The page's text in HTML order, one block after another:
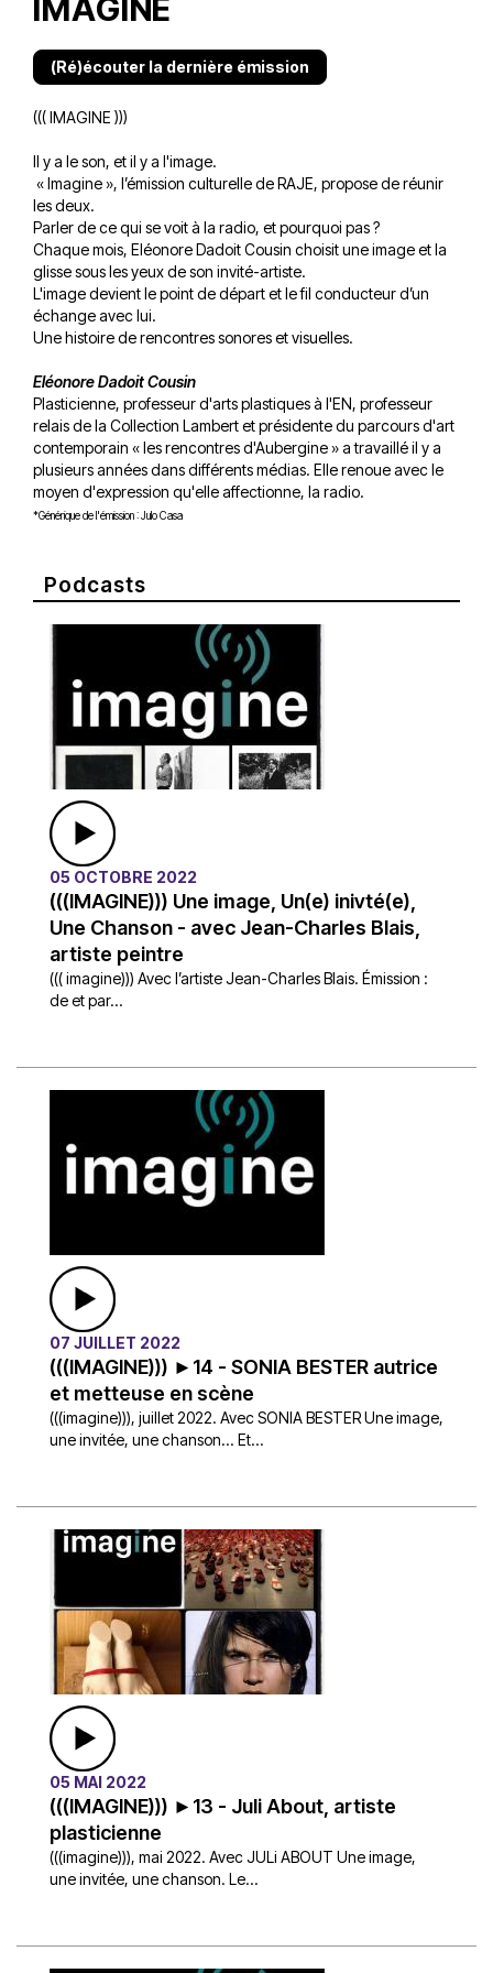
IMAGINE
(Ré)écouter la dernière émission
((( IMAGINE )))
Il y a le son, et il y a l'image.
« Imagine », l’émission culturelle de RAJE, propose de réunir
les deux.
Parler de ce qui se voit à la radio, et pourquoi pas ?
Chaque mois, Eléonore Dadoit Cousin choisit une image et la
glisse sous les yeux de son invité-artiste.
L'image devient le point de départ et le fil conducteur d’un
échange avec lui.
Une histoire de rencontres sonores et visuelles.
Eléonore Dadoit Cousin
Plasticienne, professeur d'arts plastiques à l'EN, professeur
relais de la Collection Lambert et présidente du parcours d'art
contemporain « les rencontres d'Aubergine » a travaillé il y a
plusieurs années dans différents médias. Elle renoue avec le
moyen d'expression qu'elle affectionne, la radio.
*Générique de l'émission : Julo Casa
Podcasts
05 OCTOBRE 2022
(((IMAGINE))) Une image, Un(e) inivté(e),
Une Chanson - avec Jean-Charles Blais,
artiste peintre
((( imagine))) Avec l’artiste Jean-Charles Blais. Émission :
de et par...
07 JUILLET 2022
(((IMAGINE))) ►14 - SONIA BESTER autrice
et metteuse en scène
(((imagine))), juillet 2022. Avec SONIA BESTER Une image,
une invitée, une chanson... Et...
05 MAI 2022
(((IMAGINE))) ►13 - Juli About, artiste
plasticienne
(((imagine))), mai 2022. Avec JULi ABOUT Une image,
une invitée, une chanson. Le...